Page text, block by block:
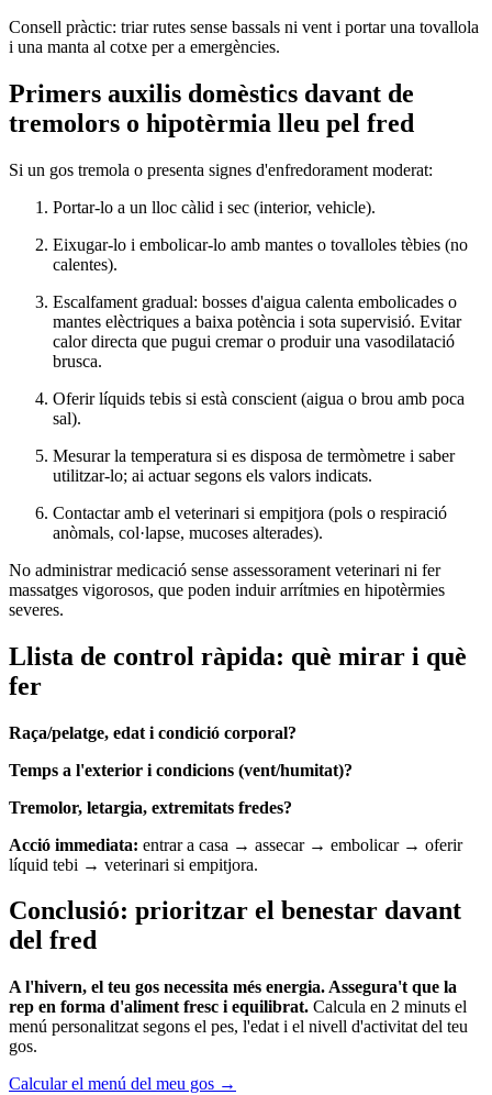
Consell pràctic: triar rutes sense bassals ni vent i portar una tovallola
i una manta al cotxe per a emergències.
Primers auxilis domèstics davant de
tremolors o hipotèrmia lleu pel fred
Si un gos tremola o presenta signes d'enfredorament moderat:
Portar-lo a un lloc càlid i sec (interior, vehicle).
Eixugar-lo i embolicar-lo amb mantes o tovalloles tèbies (no
calentes).
Escalfament gradual: bosses d'aigua calenta embolicades o
mantes elèctriques a baixa potència i sota supervisió. Evitar
calor directa que pugui cremar o produir una vasodilatació
brusca.
Oferir líquids tebis si està conscient (aigua o brou amb poca
sal).
Mesurar la temperatura si es disposa de termòmetre i saber
utilitzar-lo; ai actuar segons els valors indicats.
Contactar amb el veterinari si empitjora (pols o respiració
anòmals, col·lapse, mucoses alterades).
No administrar medicació sense assessorament veterinari ni fer
massatges vigorosos, que poden induir arrítmies en hipotèrmies
severes.
Llista de control ràpida: què mirar i què
fer
Raça/pelatge, edat i condició corporal?
Temps a l'exterior i condicions (vent/humitat)?
Tremolor, letargia, extremitats fredes?
Acció immediata: entrar a casa → assecar → embolicar → oferir
líquid tebi → veterinari si empitjora.
Conclusió: prioritzar el benestar davant
del fred
A l'hivern, el teu gos necessita més energia. Assegura't que la
rep en forma d'aliment fresc i equilibrat. Calcula en 2 minuts el
menú personalitzat segons el pes, l'edat i el nivell d'activitat del teu
gos.
Calcular el menú del meu gos →